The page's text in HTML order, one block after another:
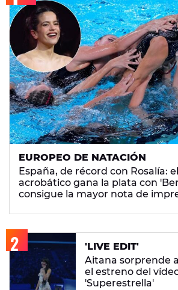
EUROPEO DE NATACIÓN
España, de récord con Rosalía:
acrobático gana la plata con
consigue la mayor nota de
'LIVE EDIT'
Aitana sorprende
el estreno del
'Superestrella'